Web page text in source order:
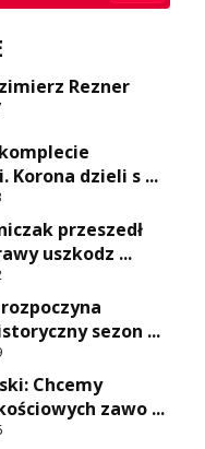
Rezner
Korona dzieli s ...
przeszedł
uszkodz ...
sezon ...
Chcemy
zawo ...